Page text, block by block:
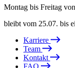
Montag bis Freitag
bleibt vom 25.07. bis
Karriere
Team
Kontakt
FAQ